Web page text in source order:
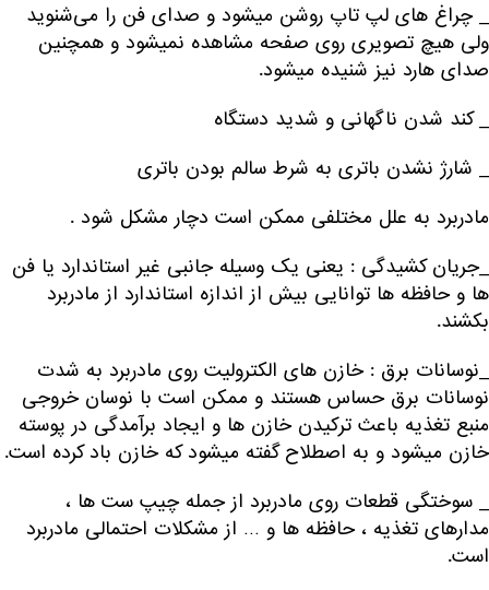
_ چراغ های لپ تاپ روشن میشود و صدای فن را می‌شنوید
ولی هیچ تصویری روی صفحه مشاهده نمیشود و همچنین
صدای هارد نیز شنیده میشود.
_ کند شدن ناگهانی و شدید دستگاه
_ شارژ نشدن باتری به شرط سالم بودن باتری
مادربرد به علل مختلفی ممکن است دچار مشکل شود .
_جریان کشیدگی : یعنی یک وسیله جانبی غیر استاندارد یا فن
ها و حافظه ها توانایی بیش از اندازه استاندارد از مادربرد
بکشند.
_نوسانات برق : خازن های الکترولیت روی مادربرد به شدت
نوسانات برق حساس هستند و ممکن است با نوسان خروجی
منبع تغذیه باعث ترکیدن خازن ها و ایجاد برآمدگی در پوسته
خازن میشود و به اصطلاح گفته میشود که خازن باد کرده است.
_ سوختگی قطعات روی مادربرد از جمله چیپ ست ها ،
مدارهای تغذیه ، حافظه ها و … از مشکلات احتمالی مادربرد
است.